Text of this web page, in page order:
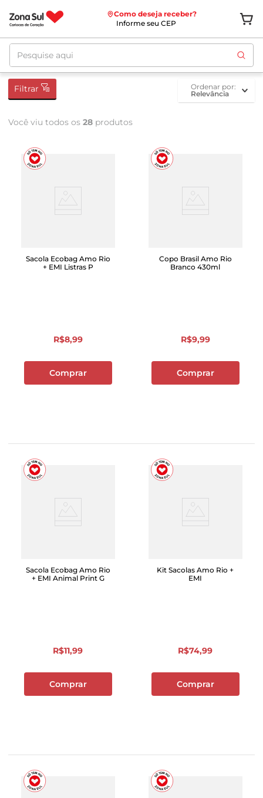
Como deseja receber?
Informe seu CEP
Pesquise aqui
Filtrar
ordenar por
Relevância
Você viu todos os 28 produtos
Sacola Ecobag Amo Rio
+ EMI Listras P
R$8,99
Comprar
Copo Brasil Amo Rio
Branco 430ml
R$9,99
Comprar
Sacola Ecobag Amo Rio
+ EMI Animal Print G
R$11,99
Comprar
Kit Sacolas Amo Rio +
EMI
R$74,99
Comprar